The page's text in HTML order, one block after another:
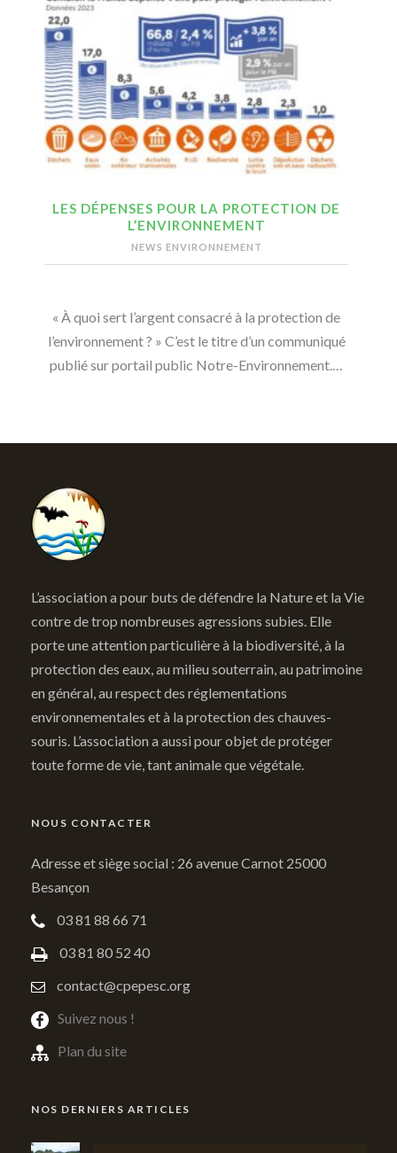
LES DÉPENSES POUR LA PROTECTION DE
L’ENVIRONNEMENT
NEWS ENVIRONNEMENT
« À quoi sert l’argent consacré à la protection de
l’environnement ? » C’est le titre d’un communiqué
publié sur portail public Notre-Environnement.…
L’association a pour buts de défendre la Nature et la Vie
contre de trop nombreuses agressions subies. Elle
porte une attention particulière à la biodiversité, à la
protection des eaux, au milieu souterrain, au patrimoine
en général, au respect des réglementations
environnementales et à la protection des chauves-
souris. L’association a aussi pour objet de protéger
toute forme de vie, tant animale que végétale.
NOUS CONTACTER
Adresse et siège social : 26 avenue Carnot 25000
Besançon
03 81 88 66 71
03 81 80 52 40
contact@cpepesc.org
Suivez nous !
Plan du site
NOS DERNIERS ARTICLES